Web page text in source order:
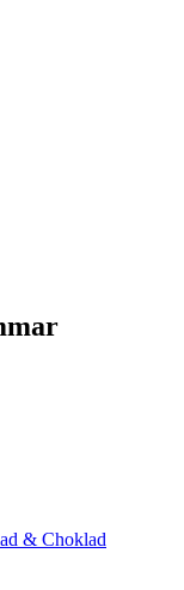
& Choklad